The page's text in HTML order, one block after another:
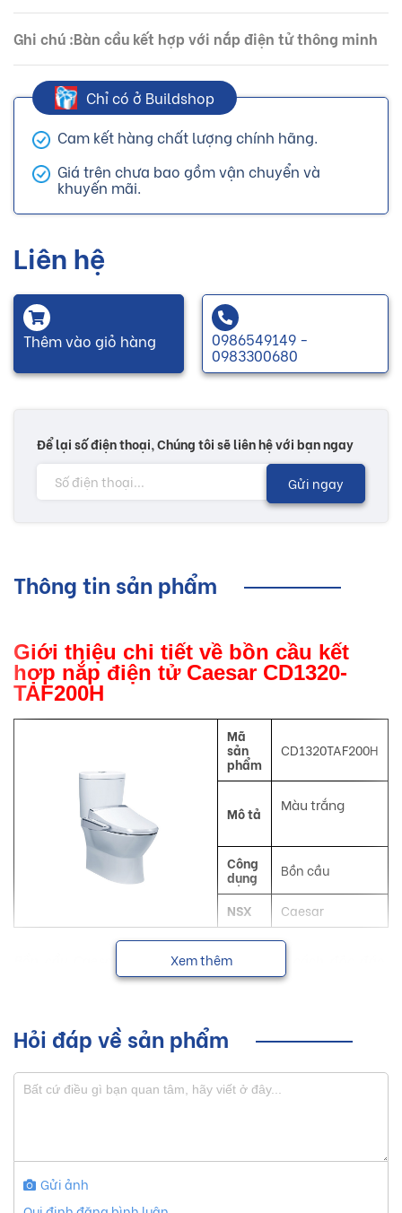
Ghi chú :Bàn cầu kết hợp với nắp điện tử thông minh
Chỉ có ở Buildshop
Cam kết hàng chất lượng chính hãng.
Giá trên chưa bao gồm vận chuyển và
khuyến mãi.
Liên hệ
Thêm vào giỏ hàng 0986549149 -
0983300680
Để lại số điện thoại, Chúng tôi sẽ liên hệ với bạn ngay
Gửi ngay
Thông tin sản phẩm
Giới thiệu chi tiết về bồn cầu kết
hợp nắp điện tử Caesar CD1320-
TAF200H
Mã
sản
phẩm
CD1320TAF200H
Mô tả Màu trắng
Công
dụng Bồn cầu
NSX Caesar
Bồn cầu Caesar giúp tạo nên một phong cách độc đáo,
phong phú, thoải mái với các thiết bị sứ vệ sinh, đáp ứng
Sơ lược về sản phẩm bồn cầu
Caesar
Xem thêm
Hỏi đáp về sản phẩm
Gửi ảnh